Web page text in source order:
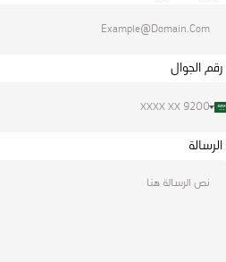
رقم الجوال
Saudi
+966
الرسالة